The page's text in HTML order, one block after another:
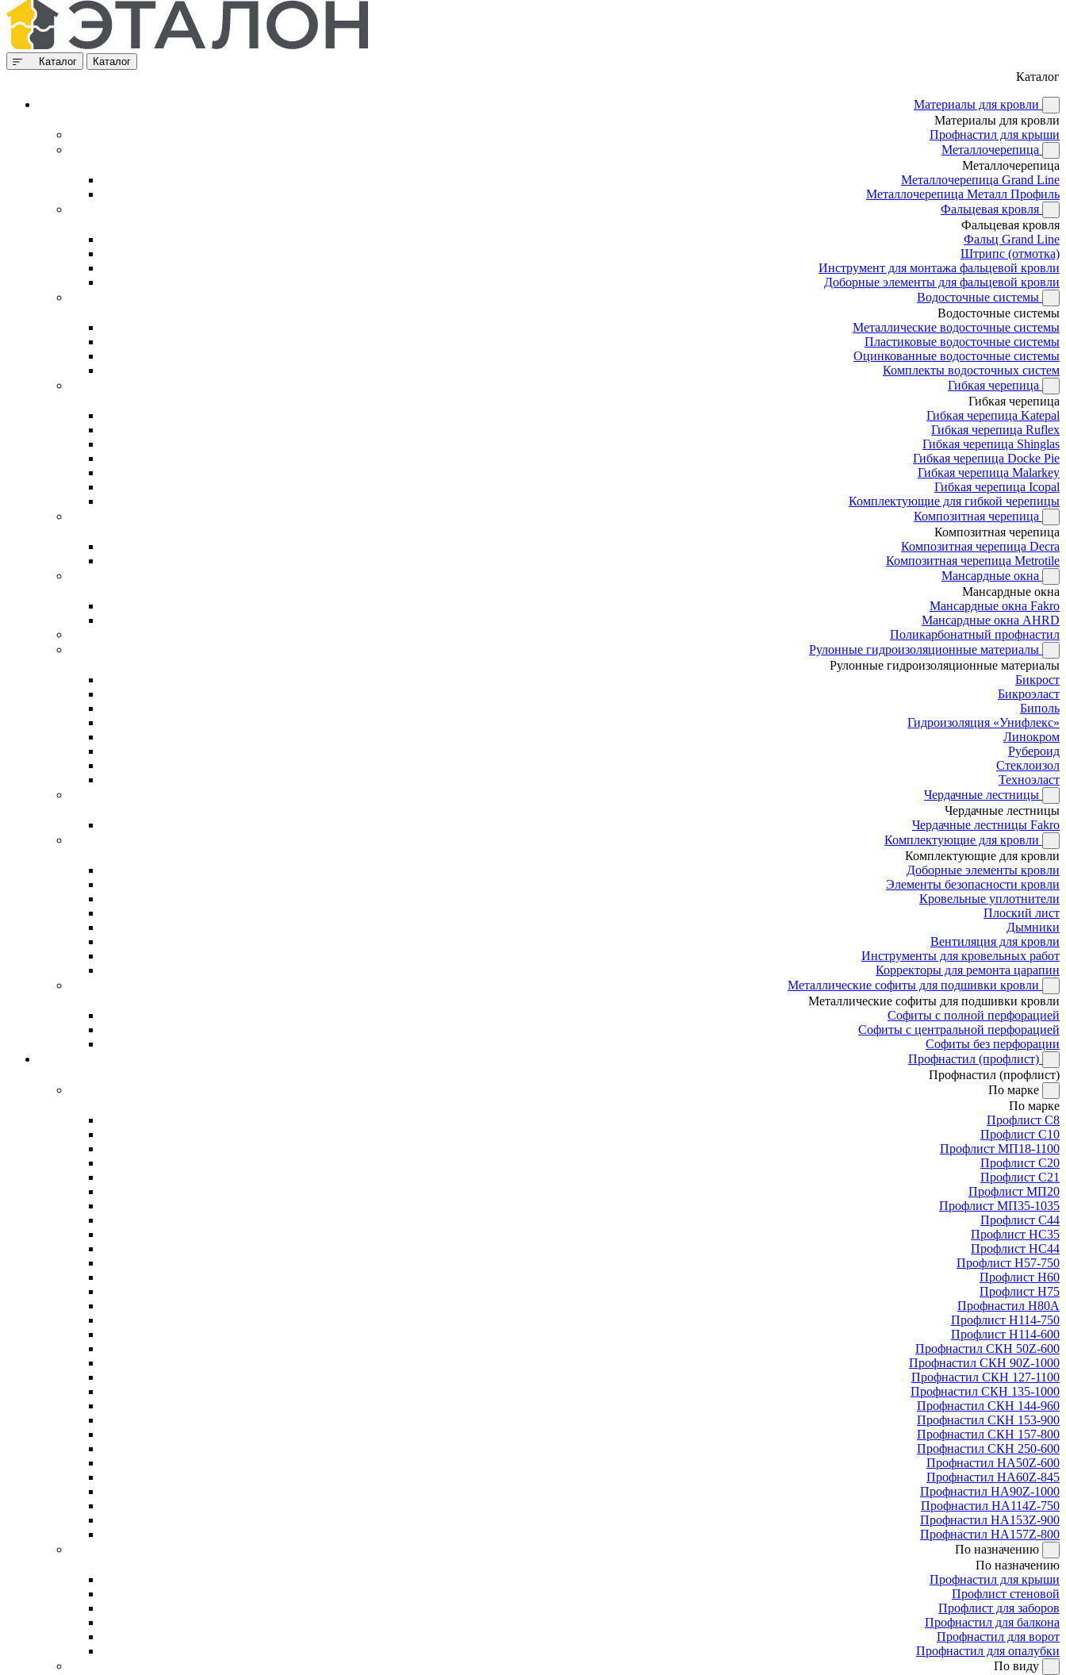
Каталог Каталог
Каталог
Материалы для кровли
Материалы для кровли
Профнастил для крыши
Металлочерепица
Металлочерепица
Металлочерепица Grand Line
Металлочерепица Металл Профиль
Фальцевая кровля
Фальцевая кровля
Фальц Grand Line
Штрипс (отмотка)
Инструмент для монтажа фальцевой кровли
Доборные элементы для фальцевой кровли
Водосточные системы
Водосточные системы
Металлические водосточные системы
Пластиковые водосточные системы
Оцинкованные водосточные системы
Комплекты водосточных систем
Гибкая черепица
Гибкая черепица
Гибкая черепица Katepal
Гибкая черепица Ruflex
Гибкая черепица Shinglas
Гибкая черепица Docke Pie
Гибкая черепица Malarkey
Гибкая черепица Icopal
Комплектующие для гибкой черепицы
Композитная черепица
Композитная черепица
Композитная черепица Decra
Композитная черепица Metrotile
Мансардные окна
Мансардные окна
Мансардные окна Fakro
Мансардные окна AHRD
Поликарбонатный профнастил
Рулонные гидроизоляционные материалы
Рулонные гидроизоляционные материалы
Бикрост
Бикроэласт
Биполь
Гидроизоляция «Унифлекс»
Линокром
Рубероид
Стеклоизол
Техноэласт
Чердачные лестницы
Чердачные лестницы
Чердачные лестницы Fakro
Комплектующие для кровли
Комплектующие для кровли
Доборные элементы кровли
Элементы безопасности кровли
Кровельные уплотнители
Плоский лист
Дымники
Вентиляция для кровли
Инструменты для кровельных работ
Корректоры для ремонта царапин
Металлические софиты для подшивки кровли
Металлические софиты для подшивки кровли
Софиты с полной перфорацией
Софиты с центральной перфорацией
Софиты без перфорации
Профнастил (профлист)
Профнастил (профлист)
По марке
По марке
Профлист С8
Профлист С10
Профлист МП18-1100
Профлист С20
Профлист С21
Профлист МП20
Профлист МП35-1035
Профлист С44
Профлист НС35
Профлист НС44
Профлист Н57-750
Профлист Н60
Профлист Н75
Профнастил Н80А
Профлист Н114-750
Профлист Н114-600
Профнастил СКН 50Z-600
Профнастил СКН 90Z-1000
Профнастил СКН 127-1100
Профнастил СКН 135-1000
Профнастил СКН 144-960
Профнастил СКН 153-900
Профнастил СКН 157-800
Профнастил СКН 250-600
Профнастил НА50Z-600
Профнастил НА60Z-845
Профнастил НА90Z-1000
Профнастил НА114Z-750
Профнастил НА153Z-900
Профнастил НА157Z-800
По назначению
По назначению
Профнастил для крыши
Профлист стеновой
Профлист для заборов
Профнастил для балкона
Профнастил для ворот
Профнастил для опалубки
По виду